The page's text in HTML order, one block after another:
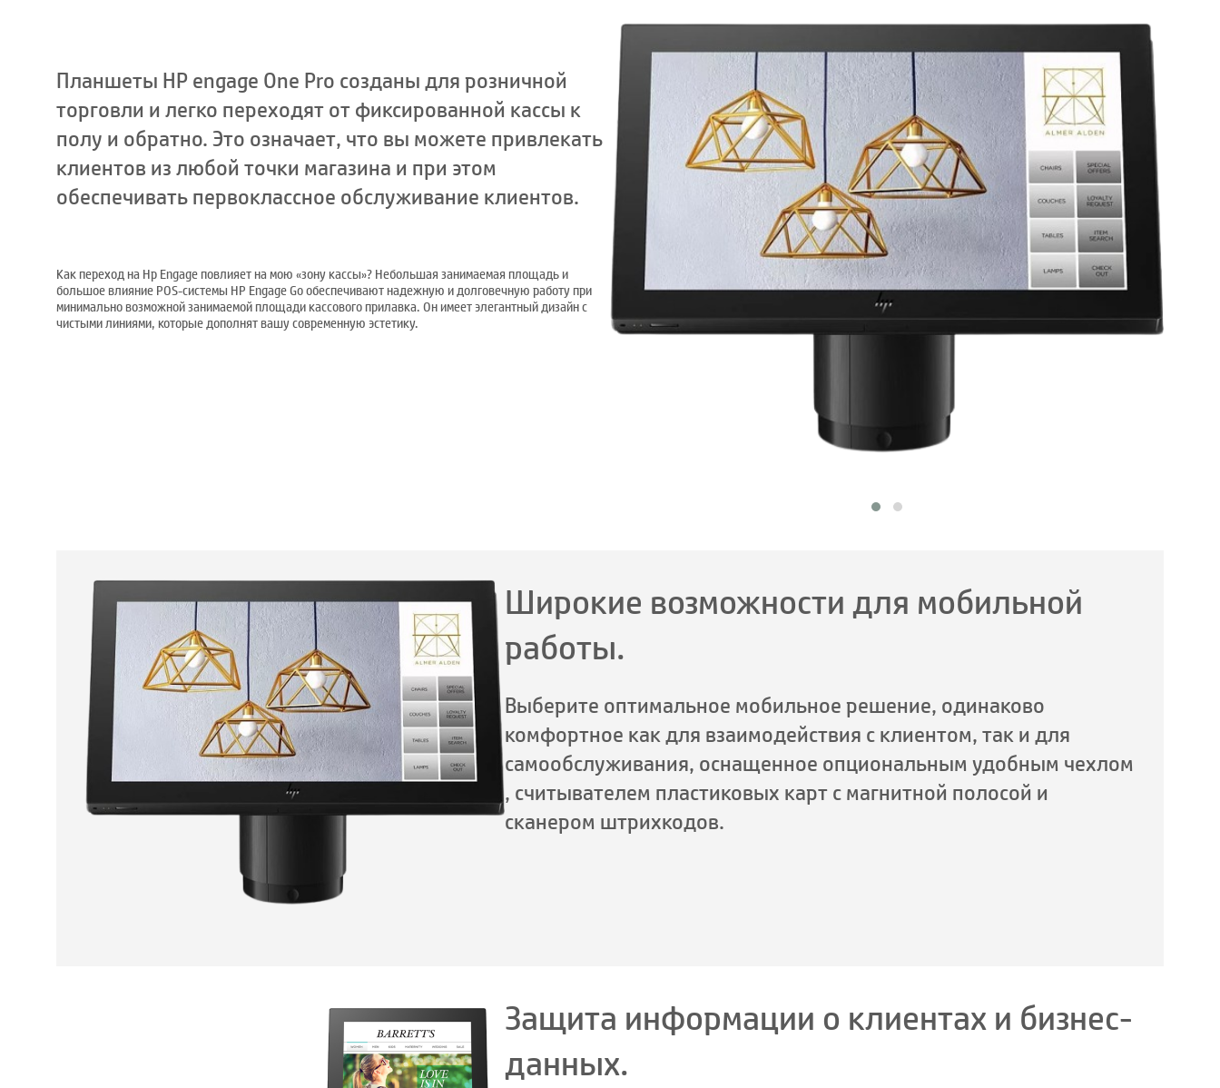
Планшеты HP engage One Pro созданы для розничной
торговли и легко переходят от фиксированной кассы к
полу и обратно. Это означает, что вы можете привлекать
клиентов из любой точки магазина и при этом
обеспечивать первоклассное обслуживание клиентов.
Как переход на Hp Engage повлияет на мою «зону кассы»? Небольшая занимаемая площадь и
большое влияние POS-системы HP Engage Go обеспечивают надежную и долговечную работу при
минимально возможной занимаемой площади кассового прилавка. Он имеет элегантный дизайн с
чистыми линиями, которые дополнят вашу современную эстетику.
Широкие возможности для мобильной
работы.
Выберите оптимальное мобильное решение, одинаково
комфортное как для взаимодействия с клиентом, так и для
самообслуживания, оснащенное опциональным удобным чехлом
, считывателем пластиковых карт с магнитной полосой и
сканером штрихкодов.
Защита информации о клиентах и бизнес-
данных.